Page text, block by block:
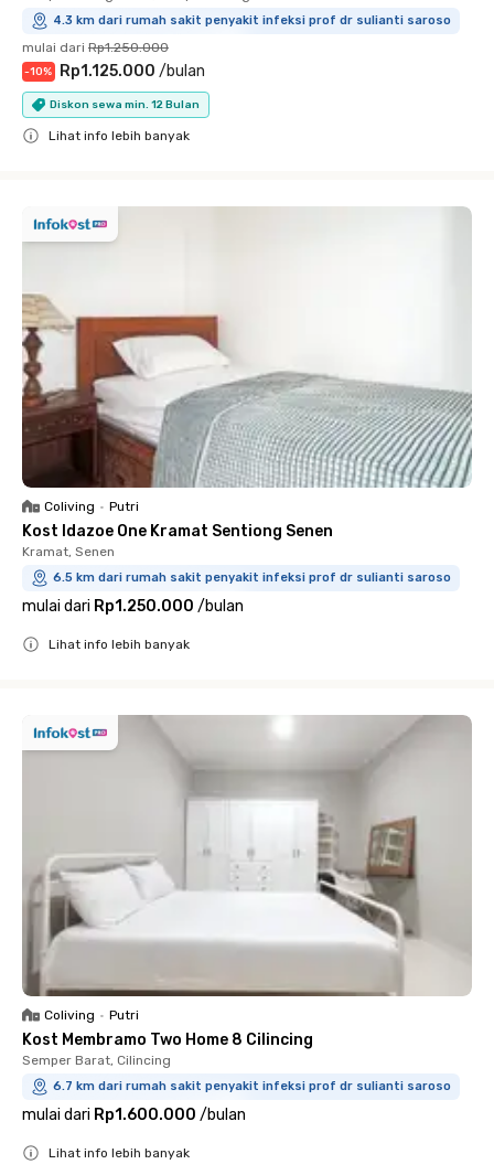
4.3 km dari rumah sakit penyakit infeksi prof dr sulianti saroso
mulai dari Rp1.250.000
-10% Rp1.125.000 /bulan
Diskon sewa min. 12 Bulan
Lihat info lebih banyak
Coliving • Putri
Kost Idazoe One Kramat Sentiong Senen
Kramat, Senen
6.5 km dari rumah sakit penyakit infeksi prof dr sulianti saroso
mulai dari Rp1.250.000 /bulan
Lihat info lebih banyak
Coliving • Putri
Kost Membramo Two Home 8 Cilincing
Semper Barat, Cilincing
6.7 km dari rumah sakit penyakit infeksi prof dr sulianti saroso
mulai dari Rp1.600.000 /bulan
Lihat info lebih banyak